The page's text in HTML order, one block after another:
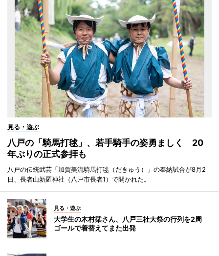
見る・遊ぶ
八戸の「騎馬打毬」、若手騎手の姿勇ましく 20
年ぶりの正式参拝も
八戸の伝統武芸「加賀美流騎馬打毬（だきゅう）」の奉納試合が8月2
日、長者山新羅神社（八戸市長者1）で開かれた。
見る・遊ぶ
大学生の木村栞さん、八戸三社大祭の行列を2周
ゴールで着替えてまた出発